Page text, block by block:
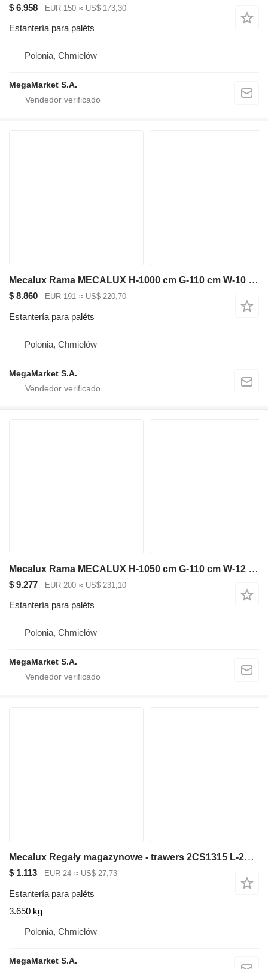
$ 6.958 EUR 150 ≈ US$ 173,30
Estantería para paléts
Polonia, Chmielów
MegaMarket S.A.
Mecalux Rama MECALUX H-1000 cm G-110 cm W-10 cm niebieski używana
$ 8.860 EUR 191 ≈ US$ 220,70
Estantería para paléts
Polonia, Chmielów
MegaMarket S.A.
Mecalux Rama MECALUX H-1050 cm G-110 cm W-12 cm niebieski używana
$ 9.277 EUR 200 ≈ US$ 231,10
Estantería para paléts
Polonia, Chmielów
MegaMarket S.A.
Mecalux Regały magazynowe - trawers 2CS1315 L-270 cm 13x5 cm używany
$ 1.113 EUR 24 ≈ US$ 27,73
Estantería para paléts
3.650 kg
Polonia, Chmielów
MegaMarket S.A.